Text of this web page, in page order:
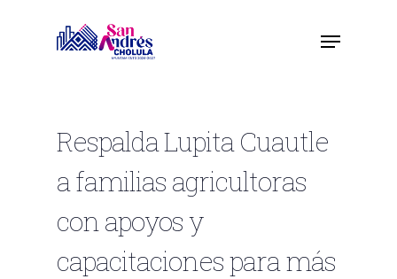
Respalda Lupita Cuautle
a familias agricultoras
con apoyos y
capacitaciones para más